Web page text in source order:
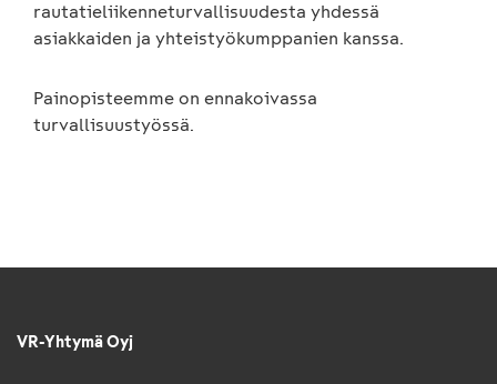
rautatieliikenneturvallisuudesta yhdessä
asiakkaiden ja yhteistyökumppanien kanssa.
Painopisteemme on ennakoivassa
turvallisuustyössä.
VR-Yhtymä Oyj